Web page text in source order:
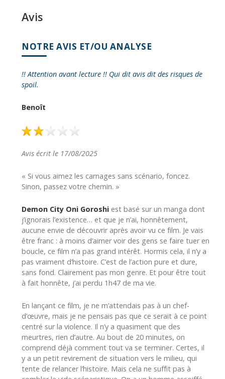
Avis
NOTRE AVIS ET/OU ANALYSE
!! Attention avant lecture !! Qui dit avis dit des risques de
spoil.
Benoît
Avis écrit le 17/08/2025
« Si vous aimez les carnages sans scénario, foncez.
Sinon, passez votre chemin. »
Demon City Oni Goroshi est basé sur un manga dont
j’ignorais l’existence… et que je n’ai, honnêtement,
aucune envie de découvrir après avoir vu ce film. Je vais
être franc : à moins d’aimer voir des gens se faire tuer en
boucle, ce film n’a pas grand intérêt. Hormis cela, il n’y a
pas vraiment d’histoire. C’est de l’action pure et dure,
sans fond. Clairement pas mon genre. Et pour être tout
à fait honnête, j’ai perdu 1h47 de ma vie.
En lançant ce film, je ne m’attendais pas à un chef-
d’œuvre, mais je ne pensais pas que ce serait à ce point
centré sur la violence. Il n’y a quasiment que des
meurtres, rien d’autre. Au bout de 20 minutes, on
comprend déjà comment tout va se terminer. Certes, il
y a un petit revirement de situation vers le milieu, qui
tente de relancer l’histoire. Mais cela ne suffit pas à